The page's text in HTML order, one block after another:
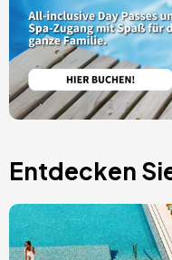
Entdecken